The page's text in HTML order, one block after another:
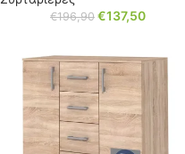
€196,90 €137,50